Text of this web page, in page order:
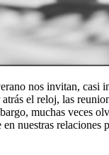
nos invitan, casi
el reloj, las
muchas veces
nuestras relaciones